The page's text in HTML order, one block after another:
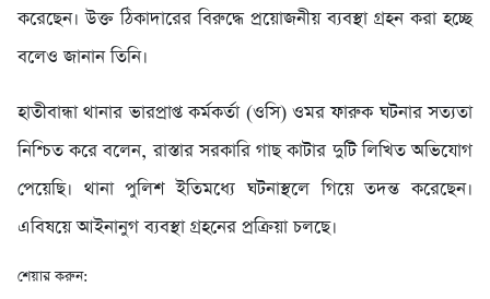
করেছেন। উক্ত ঠিকাদারের বিরুদ্ধে প্রয়োজনীয় ব্যবস্থা গ্রহন করা হচ্ছে
বলেও জানান তিনি।
হাতীবান্ধা থানার ভারপ্রাপ্ত কর্মকর্তা (ও‌সি) ওমর ফারুক ঘটনার সত্যতা
নিশ্চিত করে বলেন, রাস্তার সরকারি গাছ কাটার দুটি লিখিত অভিযোগ
পেয়েছি। থানা পুলিশ ইতিমধ্যে ঘটনাস্থলে গিয়ে তদন্ত করেছেন।
এবিষয়ে আইনানুগ ব্যবস্থা গ্রহনের প্রক্রিয়া চলছে।
শেয়ার করুন: